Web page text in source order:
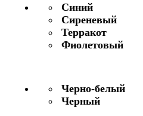
Синий
Сиреневый
Терракот
Фиолетовый
Черно-белый
Черный